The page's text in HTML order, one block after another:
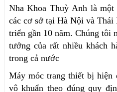
Nha Khoa Thuỳ Anh là
các cơ sở tại Hà Nội và Thái
triển gần 10 năm. Chúng tôi
tưởng của rất nhiều khách
trong cả nước
Máy móc trang thiết bị hiện
vô khuẩn theo đúng quy